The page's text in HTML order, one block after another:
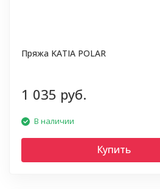
Пряжа KATIA POLAR
1 035 руб.
В наличии
Купить